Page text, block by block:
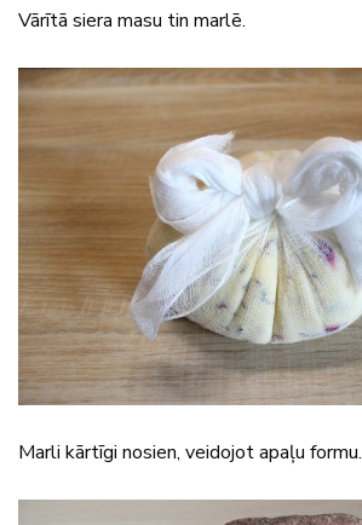
Vārītā siera masu tin marlē.
Marli kārtīgi nosien, veidojot apaļu formu.